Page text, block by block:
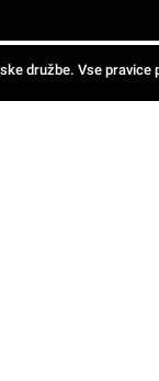
družbe. Vse pravice